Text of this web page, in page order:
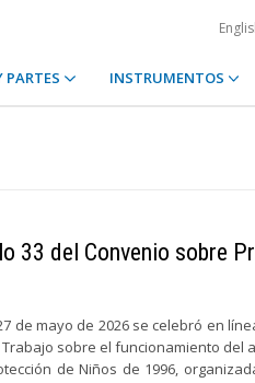
PARTES INSTRUMENTOS
33 del Convenio sobre
de mayo de 2026 se celebró en
sobre el funcionamiento del
de Niños de 1996,